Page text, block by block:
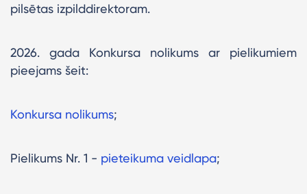
pilsētas izpilddirektoram.
2026. gada Konkursa nolikums ar pielikumiem
pieejams šeit:
Konkursa nolikums;
Pielikums Nr. 1 - pieteikuma veidlapa;